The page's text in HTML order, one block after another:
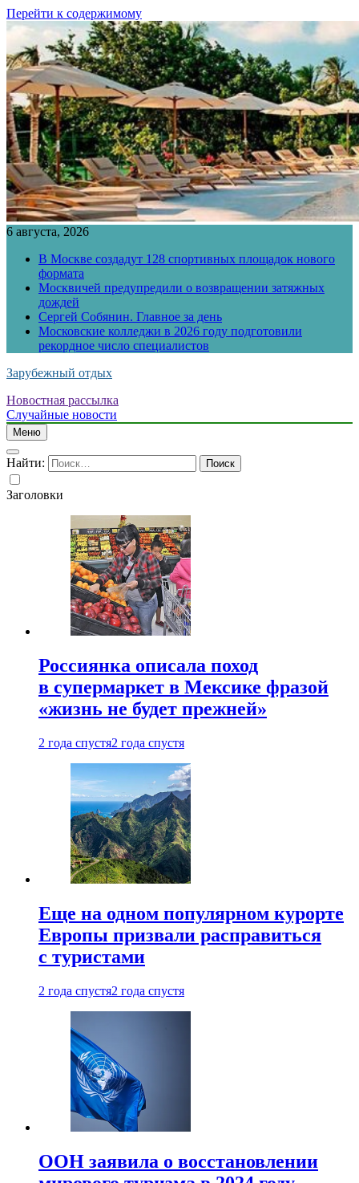
Перейти к содержимому
6 августа, 2026
В Москве создадут 128 спортивных площадок нового
формата
Москвичей предупредили о возвращении затяжных
дождей
Сергей Собянин. Главное за день
Московские колледжи в 2026 году подготовили
рекордное число специалистов
Зарубежный отдых
Новостная рассылка
Случайные новости
Меню
Найти:
Заголовки
Россиянка описала поход
в супермаркет в Мексике фразой
«жизнь не будет прежней»
2 года спустя2 года спустя
Еще на одном популярном курорте
Европы призвали расправиться
с туристами
2 года спустя2 года спустя
ООН заявила о восстановлении